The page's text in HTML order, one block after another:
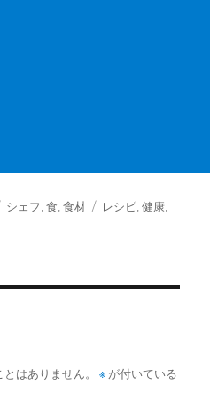
カ
シェフ,食,食材
タ
レシピ,健康,
はありません。 ※ が付いている